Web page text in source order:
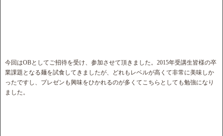
今回はOBとしてご招待を受け、参加させて頂きました。2015年受講生皆様の卒
業課題となる麺を試食してきましたが、どれもレベルが高くて非常に美味しか
ったですし、プレゼンも興味をひかれるのが多くてこちらとしても勉強になり
ました。